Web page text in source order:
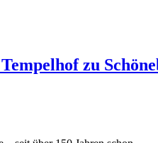
zu